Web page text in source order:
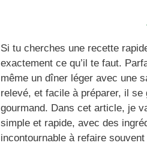
Si tu cherches une recette
exactement ce qu’il te faut.
même un dîner léger avec une
relevé, et facile à préparer, il
gourmand. Dans cet article, je
simple et rapide, avec des
incontournable à refaire souvent